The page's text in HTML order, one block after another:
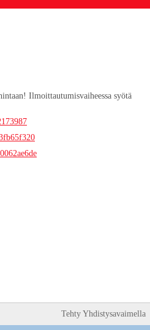
Ilmoittautumisvaiheessa syötä
Tehty Yhdistysavaimella